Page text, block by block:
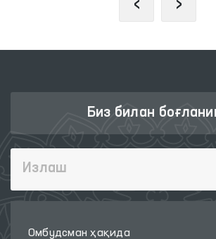
Биз билан
Омбудсман ҳақида